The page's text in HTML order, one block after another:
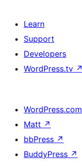
Learn
Support
Developers
WordPress.tv ↗
WordPress.com
Matt ↗
bbPress ↗
BuddyPress ↗